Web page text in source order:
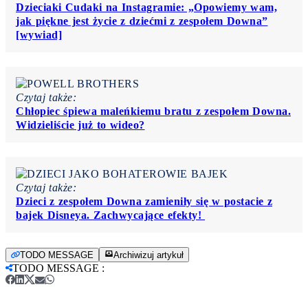
Dzieciaki Cudaki na Instagramie: „Opowiemy wam,
jak piękne jest życie z dziećmi z zespołem Downa”
[wywiad]
Czytaj także:
Chłopiec śpiewa maleńkiemu bratu z zespołem Downa.
Widzieliście już to wideo?
Czytaj także:
Dzieci z zespołem Downa zamieniły się w postacie z
bajek Disneya. Zachwycające efekty!
TODO MESSAGE Archiwizuj artykuł
TODO MESSAGE :